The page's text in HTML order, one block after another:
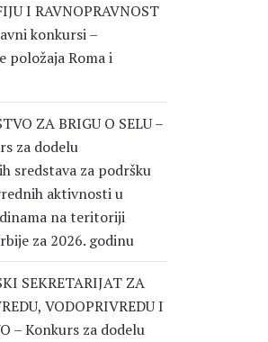
I RAVNOPRAVNOST
konkursi –
položaja Roma i
ZA BRIGU O SELU –
za dodelu
sredstava za podršku
aktivnosti u
na teritoriji
za 2026. godinu
SEKRETARIJAT ZA
VODOPRIVREDU I
– Konkurs za dodelu